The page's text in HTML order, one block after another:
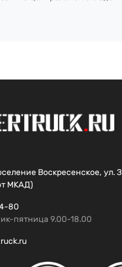
Воскресенское, ул.
МКАД)
80
пятница 9.00-18.00